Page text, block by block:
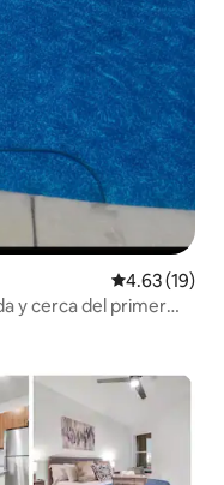
Calificación
4.63 (19)
y cerca del primer